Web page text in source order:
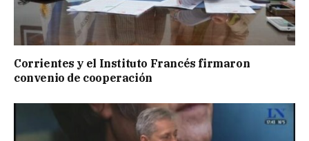
Corrientes y el Instituto Francés firmaron
convenio de cooperación